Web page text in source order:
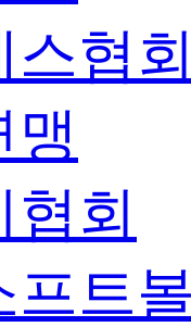
스협
맹
협회
프트